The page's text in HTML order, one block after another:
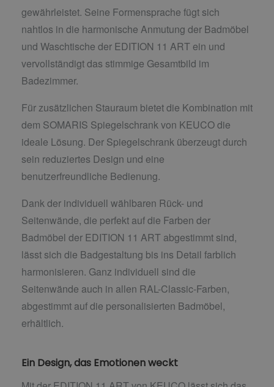
gewährleistet. Seine Formensprache fügt sich
nahtlos in die harmonische Anmutung der Badmöbel
und Waschtische der EDITION 11 ART ein und
vervollständigt das stimmige Gesamtbild im
Badezimmer.
Für zusätzlichen Stauraum bietet die Kombination mit
dem SOMARIS Spiegelschrank von KEUCO die
ideale Lösung. Der Spiegelschrank überzeugt durch
sein reduziertes Design und eine
benutzerfreundliche Bedienung.
Dank der individuell wählbaren Rück- und
Seitenwände, die perfekt auf die Farben der
Badmöbel der EDITION 11 ART abgestimmt sind,
lässt sich die Badgestaltung bis ins Detail farblich
harmonisieren. Ganz individuell sind die
Seitenwände auch in allen RAL-Classic-Farben,
abgestimmt auf die personalisierten Badmöbel,
erhältlich.
Ein Design, das Emotionen weckt